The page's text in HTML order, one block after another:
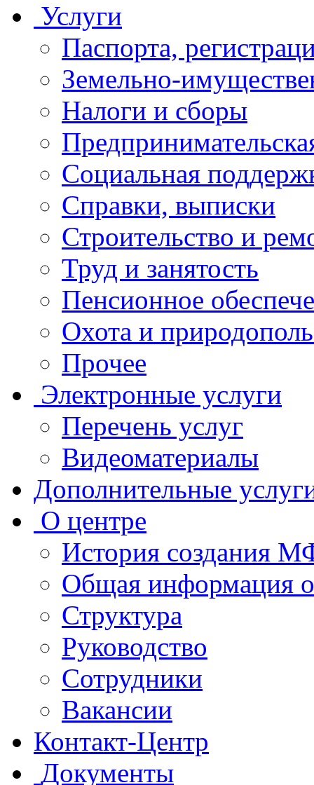
Услуги
Паспорта,
Земельно-
Налоги и сборы
Социальная
Справки, выписки
Строительство и
Труд и занятость
Пенсионное
Охота и
Прочее
Электронные услуги
Перечень услуг
Видеоматериалы
Дополнительные
О центре
История создания
Общая
Структура
Руководство
Сотрудники
Вакансии
Контакт-Центр
Документы